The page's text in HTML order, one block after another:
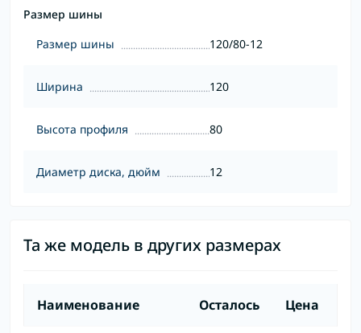
Размер шины
Размер шины
120/80-12
Ширина 120
Высота профиля 80
Диаметр диска, дюйм 12
Та же модель в других размерах
Наименование Осталось Цена